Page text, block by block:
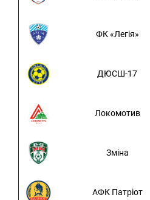
ФК «Легія»
ДЮСШ-17
Локомотив
Зміна
АФК Патріот